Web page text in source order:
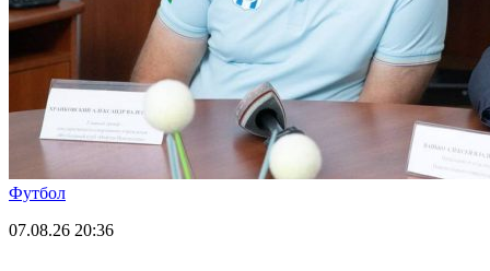
Футбол
07.08.26 20:36